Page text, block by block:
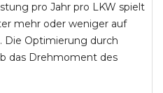
pro Jahr pro LKW spielt
mehr oder weniger auf
Die Optimierung durch
das Drehmoment des